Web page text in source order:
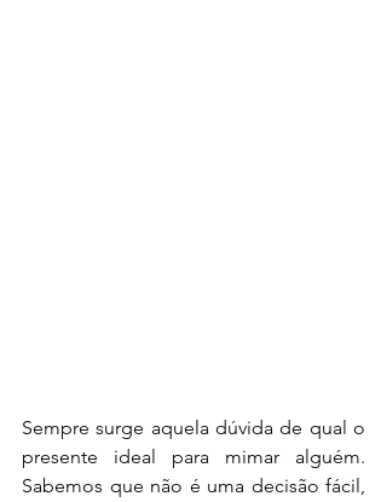
Sempre surge aquela dúvida de qual o
presente ideal para mimar alguém.
Sabemos que não é uma decisão fácil,